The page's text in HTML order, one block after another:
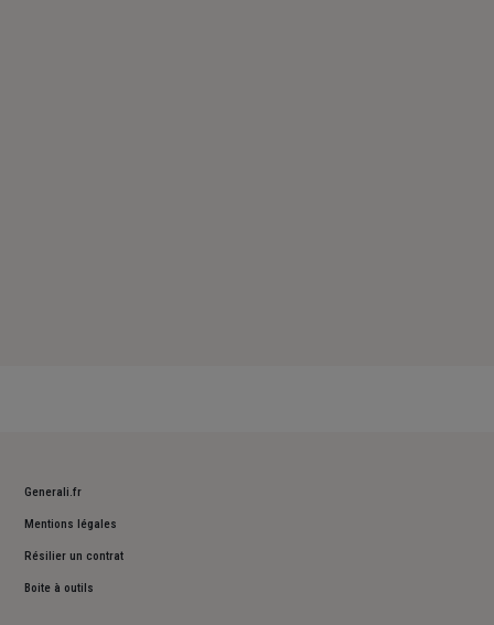
Generali.fr
Mentions légales
Résilier un contrat
Boite à outils